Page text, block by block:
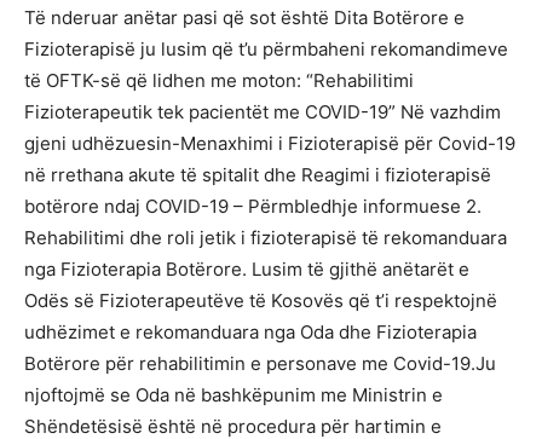
Të nderuar anëtar pasi që sot është Dita Botërore e
Fizioterapisë ju lusim që t’u përmbaheni rekomandimeve
të OFTK-së që lidhen me moton: “Rehabilitimi
Fizioterapeutik tek pacientët me COVID-19” Në vazhdim
gjeni udhëzuesin-Menaxhimi i Fizioterapisë për Covid-19
në rrethana akute të spitalit dhe Reagimi i fizioterapisë
botërore ndaj COVID-19 – Përmbledhje informuese 2.
Rehabilitimi dhe roli jetik i fizioterapisë të rekomanduara
nga Fizioterapia Botërore. Lusim të gjithë anëtarët e
Odës së Fizioterapeutëve të Kosovës që t’i respektojnë
udhëzimet e rekomanduara nga Oda dhe Fizioterapia
Botërore për rehabilitimin e personave me Covid-19.Ju
njoftojmë se Oda në bashkëpunim me Ministrin e
Shëndetësisë është në procedura për hartimin e